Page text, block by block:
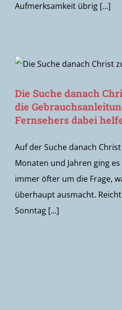
Aufmerksamkeit übrig [...]
Die Suche danach
die
Fernsehers dabei
Auf der Suche danach
Monaten und Jahren ging
immer öfter um die Frage,
überhaupt ausmacht.
Sonntag [...]